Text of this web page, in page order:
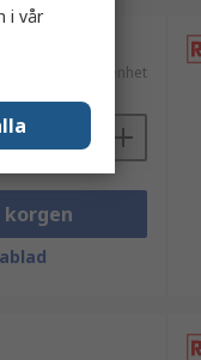
718,54 kr/enhet
korgen
i vår